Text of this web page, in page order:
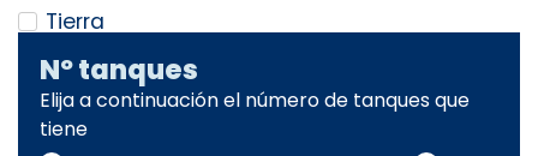
Tierra
Nº tanques
Elija a continuación el número de tanques que
tiene